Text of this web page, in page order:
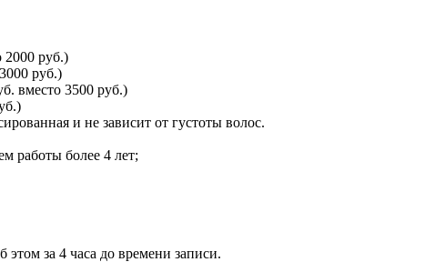
2000 руб.)
руб.)
вместо 3500 руб.)
и не зависит от густоты волос.
работы более 4 лет;
за 4 часа до времени записи.